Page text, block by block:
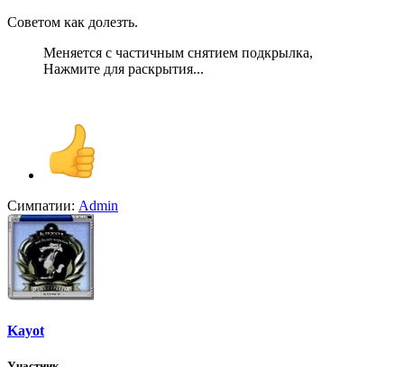
Советом как долезть.
Меняется с частичным снятием подкрылка,
Нажмите для раскрытия...
Симпатии: Admin
Kayot